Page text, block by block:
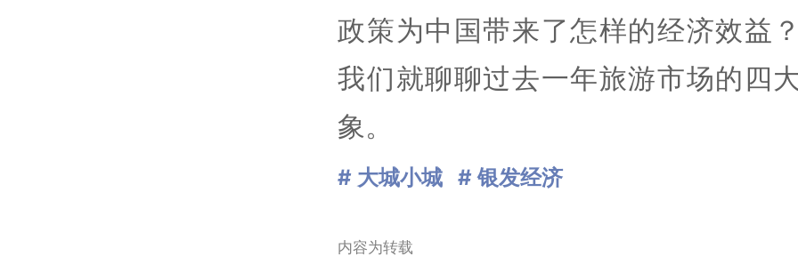
政策为中国带来了怎样的经济效益
我们就聊聊过去一年旅游市场的四
象。
# 大城小城 # 银发经济
内容为转载